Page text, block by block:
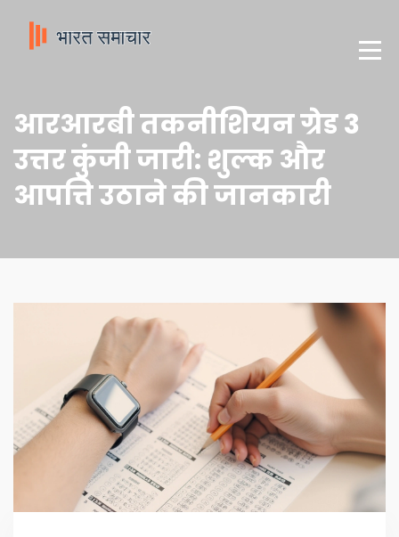
आरआरबी तकनीशियन ग्रेड 3
उत्तर कुंजी जारी: शुल्क और
आपत्ति उठाने की जानकारी